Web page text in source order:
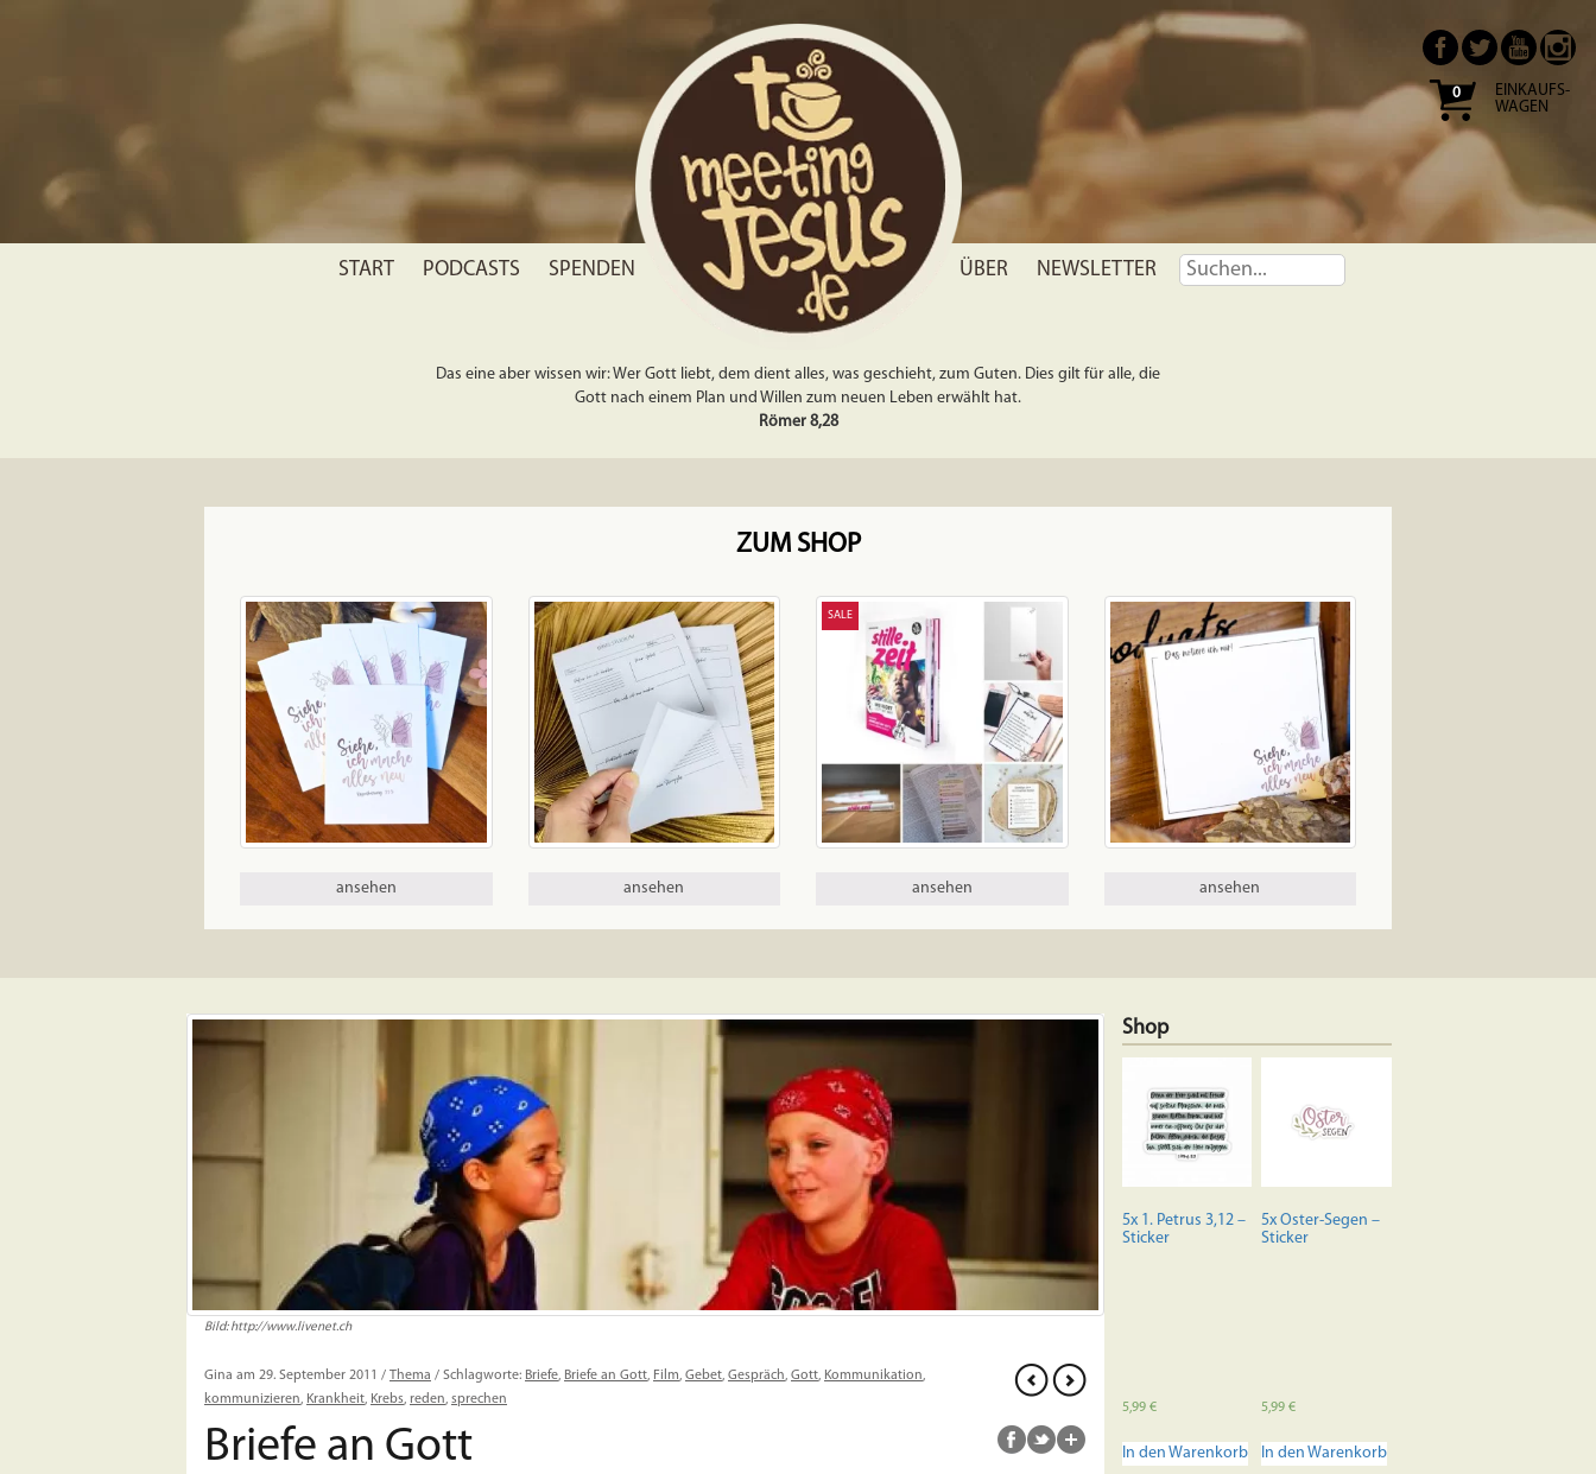
0
EINKAUFS-
WAGEN
START PODCASTS SPENDEN ÜBER NEWSLETTER
Das eine aber wissen wir: Wer Gott liebt, dem dient alles, was geschieht, zum Guten. Dies gilt für alle, die
Gott nach einem Plan und Willen zum neuen Leben erwählt hat.
Römer 8,28
ZUM SHOP
ansehen ansehen
SALE
ansehen ansehen
Bild: http://www.livenet.ch
Gina am 29. September 2011 / Thema / Schlagworte: Briefe, Briefe an Gott, Film, Gebet, Gespräch, Gott, Kommunikation,
kommunizieren, Krankheit, Krebs, reden, sprechen
Briefe an Gott
Shop
5x 1. Petrus 3,12 –
Sticker
5,99 €
In den Warenkorb
5x Oster-Segen –
Sticker
5,99€
In den Warenkorb